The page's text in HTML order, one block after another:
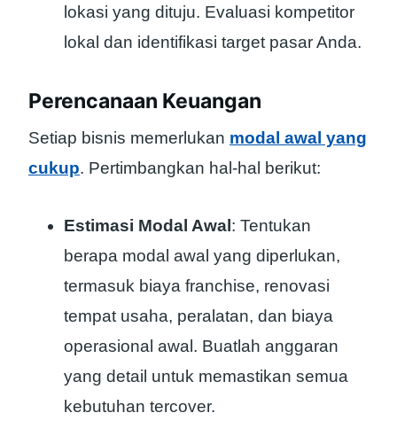
lokasi yang dituju. Evaluasi kompetitor
lokal dan identifikasi target pasar Anda.
Perencanaan Keuangan
Setiap bisnis memerlukan modal awal yang
cukup. Pertimbangkan hal-hal berikut:
Estimasi Modal Awal : Tentukan
berapa modal awal yang diperlukan,
termasuk biaya franchise, renovasi
tempat usaha, peralatan, dan biaya
operasional awal. Buatlah anggaran
yang detail untuk memastikan semua
kebutuhan tercover.